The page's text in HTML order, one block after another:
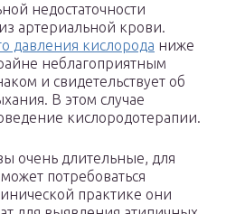
недостаточности
артериальной крови.
давления кислорода ниже
неблагоприятным
и свидетельствует об
В этом случае
кислородотерапии.
очень длительные, для
потребоваться
практике они